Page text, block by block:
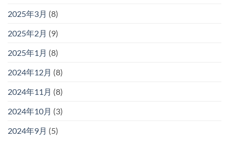
2025年3月 (8)
2025年2月 (9)
2025年1月 (8)
2024年12月 (8)
2024年11月 (8)
2024年10月 (3)
2024年9月 (5)